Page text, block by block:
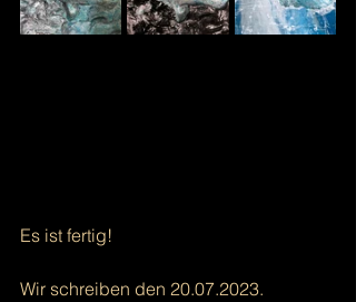
Es ist fertig!
Wir schreiben den 20.07.2023.